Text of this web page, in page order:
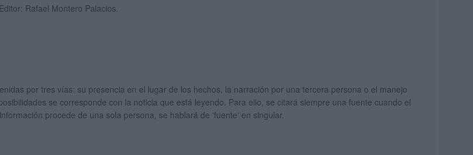
Rafael Montero Palacios.
por tres vías: su presencia en el lugar de los hechos, la narración por una tercera persona o el manejo
se corresponde con la noticia que está leyendo. Para ello, se citará siempre una fuente cuando el
procede de una sola persona, se hablará de 'fuente' en singular.